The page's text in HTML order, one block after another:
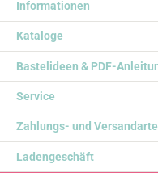
Informationen
Kataloge
Bastelideen & PDF-
Service
Zahlungs- und
Ladengeschäft